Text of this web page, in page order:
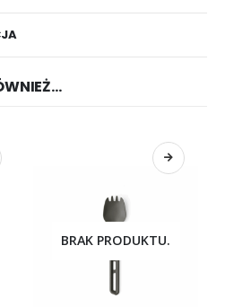
BRAK PRODUKTU.